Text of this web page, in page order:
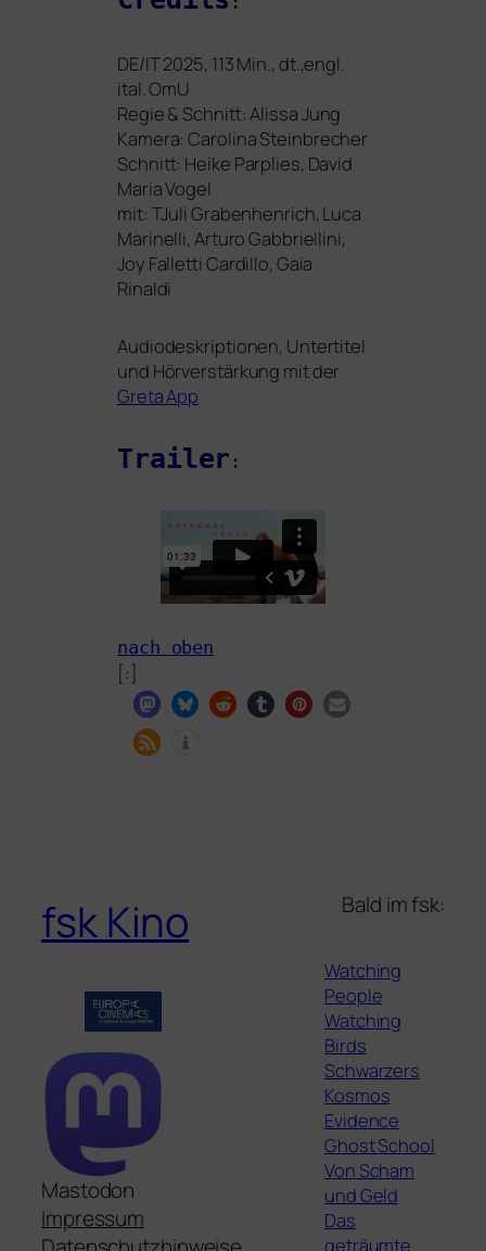
DE/IT2025, 113 Min., dt.,engl.
ital. OmU
Regie& Schnitt: Alissa Jung
Kamera:Carolina Steinbrecher
Schnitt: Heike Parplies, David
Maria Vogel
mit: TJuli Grabenhenrich, Luca
Marinelli, Arturo Gabbriellini,
Joy Falletti Cardillo, Gaia
Rinaldi
Audiodeskriptionen, Untertitel
und Hörverstärkung mit der
Greta App
Trailer :
nach oben
[:]
fsk Kino
Mastodon
Impressum
Bald im fsk:
Watching
People
Watching
Birds
Schwarzers
Kosmos
Evidence
Ghost School
Von Scham
und Geld
Das
geträumte